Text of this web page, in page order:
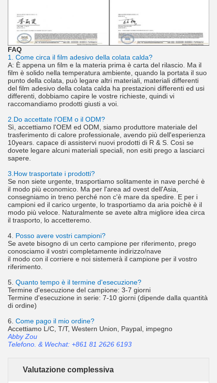
FAQ
1. Come circa il film adesivo della colata calda?
A: È appena un film e la materia prima è carta del rilascio. Ma il
film è solido nella temperatura ambiente, quando la portata il suo
punto della colata, può legare altri materiali, materiali differenti
del film adesivo della colata calda ha prestazioni differenti ed usi
differenti, dobbiamo capire le vostre richieste, quindi vi
raccomandiamo prodotti giusti a voi.
2.Do accettate l'OEM o il ODM?
Sì, accettiamo l'OEM ed ODM, siamo produttore materiale del
trasferimento di calore professionale, avendo più dell'esperienza
10years. capace di assistervi nuovi prodotti di R & S. Così se
dovete legare alcuni materiali speciali, non esiti prego a lasciarci
sapere.
3.How trasportate i prodotti?
Se non siete urgente, trasportiamo solitamente in nave perché è
il modo più economico. Ma per l'area ad ovest dell'Asia,
consegniamo in treno perché non c'è mare da spedire. E per i
campioni ed il carico urgente, lo trasportiamo da aria poichè è il
modo più veloce. Naturalmente se avete altra migliore idea circa
il trasporto, lo accetteremo.
4. Posso avere vostri campioni?
Se avete bisogno di un certo campione per riferimento, prego
conosciamo il vostri completamente indirizzo/nave
il modo con il corriere e noi sistemerà il campione per il vostro
riferimento.
5. Quanto tempo è il termine d'esecuzione?
Termine d'esecuzione del campione: 3-7 giorni
Termine d'esecuzione in serie: 7-10 giorni (dipende dalla quantità
di ordine)
6. Come pago il mio ordine?
Accettiamo L/C, T/T, Western Union, Paypal, impegno
Abby Zou
Telefono. & Wechat: +861 81 2626 6193
Valutazione complessiva